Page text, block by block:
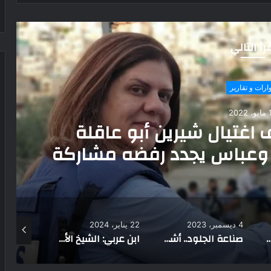
التالي
ومزارات
أثر حيّ بطريق الحاج
في سيناء
في تاريخ الأندلس
22 يناير، 2024
ابن عربي: الشيخ الأكبر والمتصوف الذي غير وجه الفلسفة والصوفية
24 نوفمبر، 2022
كأس التفوق وأمسيات شعرية وأنشطة متنوعة بثقافة شمال سيناء